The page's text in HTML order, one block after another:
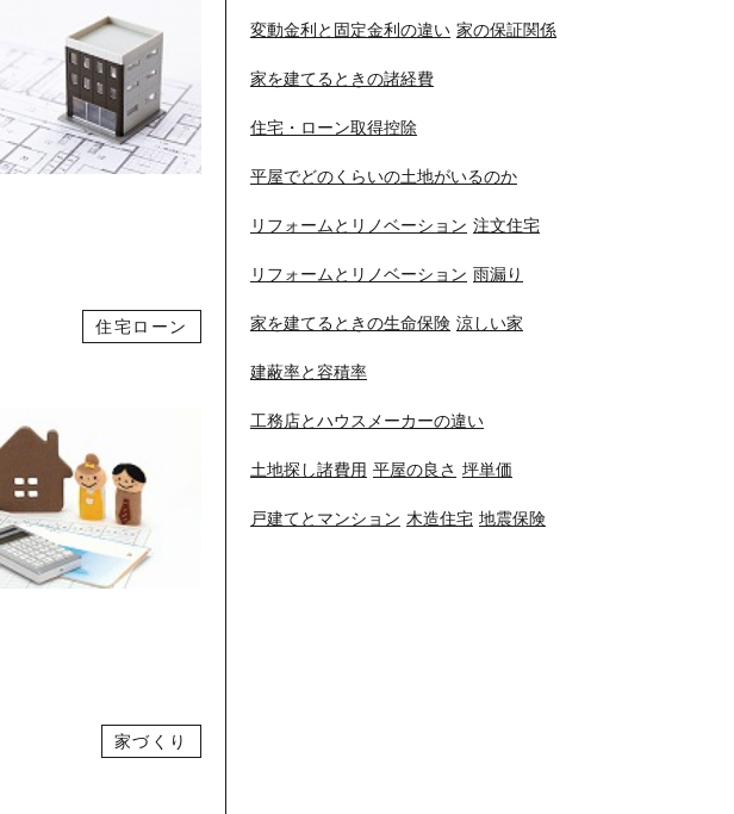
住宅ローン
家づくり
変動金利と固定金利の違い 家の保証関係
家を建てるときの諸経費
住宅・ローン取得控除
平屋でどのくらいの土地がいるのか
リフォームとリノベーション 注文住宅
リフォームとリノベーション 雨漏り
家を建てるときの生命保険 涼しい家
建蔽率と容積率
工務店とハウスメーカーの違い
土地探し諸費用 平屋の良さ 坪単価
戸建てとマンション 木造住宅 地震保険